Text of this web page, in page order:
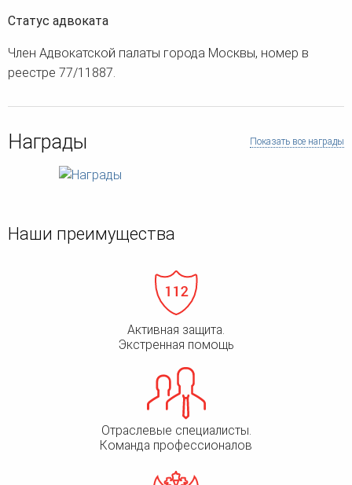
Статус адвоката
Член Адвокатской палаты города Москвы, номер в
реестре 77/11887.
Награды Показать все награды
Наши преимущества
Активная защита.
Экстренная помощь
Отраслевые специалисты.
Команда профессионалов